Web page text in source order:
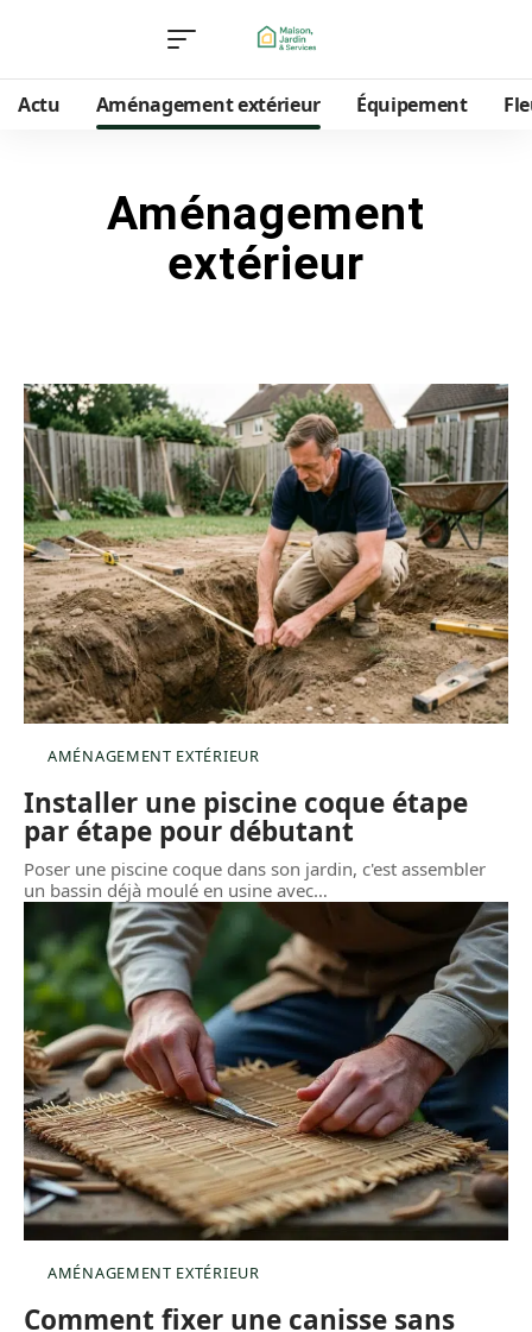
Actu Aménagement extérieur Équipement
Aménagement
extérieur
AMÉNAGEMENT EXTÉRIEUR
Installer une piscine coque étape
par étape pour débutant
Poser une piscine coque dans son jardin, c'est assembler
un bassin déjà moulé en usine avec…
AMÉNAGEMENT EXTÉRIEUR
Comment fixer une canisse sans